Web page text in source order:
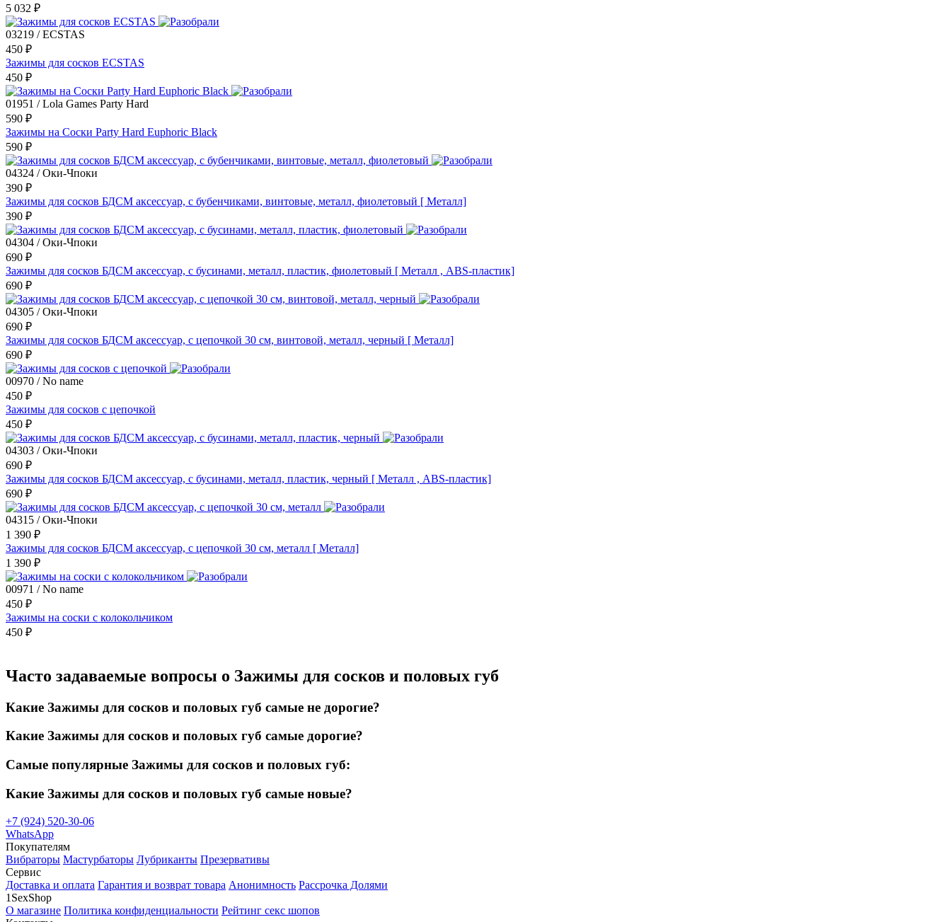
5 032 ₽
03219 / ECSTAS
450 ₽
Зажимы для сосков ECSTAS
450 ₽
01951 / Lola Games Party Hard
590 ₽
Зажимы на Соски Party Hard Euphoric Black
590 ₽
04324 / Оки-Чпоки
390 ₽
Зажимы для сосков БДСМ аксессуар, с бубенчиками, винтовые, металл, фиолетовый [ Металл]
390 ₽
04304 / Оки-Чпоки
690 ₽
Зажимы для сосков БДСМ аксессуар, с бусинами, металл, пластик, фиолетовый [ Металл , ABS-пластик]
690 ₽
04305 / Оки-Чпоки
690 ₽
Зажимы для сосков БДСМ аксессуар, с цепочкой 30 см, винтовой, металл, черный [ Металл]
690 ₽
00970 / No name
450 ₽
Зажимы для сосков с цепочкой
450 ₽
04303 / Оки-Чпоки
690 ₽
Зажимы для сосков БДСМ аксессуар, с бусинами, металл, пластик, черный [ Металл , ABS-пластик]
690 ₽
04315 / Оки-Чпоки
1 390 ₽
Зажимы для сосков БДСМ аксессуар, с цепочкой 30 см, металл [ Металл]
1 390 ₽
00971 / No name
450 ₽
Зажимы на соски с колокольчиком
450 ₽
Часто задаваемые вопросы о Зажимы для сосков и половых губ
Какие Зажимы для сосков и половых губ самые не дорогие?
Какие Зажимы для сосков и половых губ самые дорогие?
Самые популярные Зажимы для сосков и половых губ:
Какие Зажимы для сосков и половых губ самые новые?
+7 (924) 520-30-06
WhatsApp
Покупателям
Вибраторы Мастурбаторы Лубриканты Презервативы
Сервис
Доставка и оплата Гарантия и возврат товара Анонимность Рассрочка Долями
1SexShop
О магазине Политика конфиденциальности Рейтинг секс шопов